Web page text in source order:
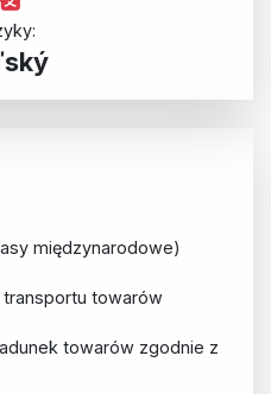
międzynarodowe)
towarów
towarów zgodnie z